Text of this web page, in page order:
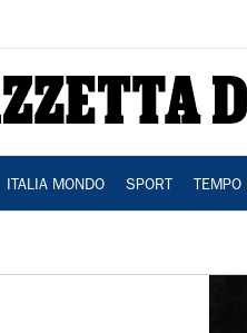
ITALIA MONDO SPORT TEMPO